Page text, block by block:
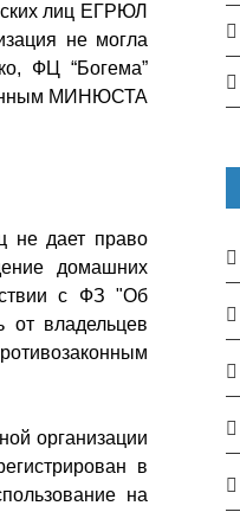
лиц ЕГРЮЛ
не могла
ФЦ “Богема”
МИНЮСТА
не дает право
домашних
с ФЗ "Об
от владельцев
организации
в
на